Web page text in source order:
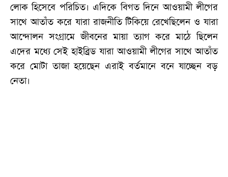
লোক হিসেবে পরিচিত। এদিকে বিগত দিনে আওয়ামী লীগের
সাথে আতাঁত করে যারা রাজনীতি টিকিয়ে রেখেছিলেন ও যারা
আন্দোলন সংগ্রামে জীবনের মায়া ত্যাগ করে মাঠে ছিলেন
এদের মধ্যে সেই হাইব্রিড যারা আওয়ামী লীগের সাথে আতাঁত
করে মোটা তাজা হয়েছেন এরাই বর্তমানে বনে যাচ্ছেন বড়
নেতা।